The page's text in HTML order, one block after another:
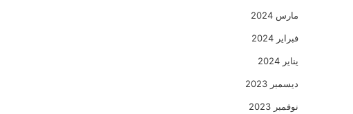
مارس 2024
فبراير 2024
يناير 2024
ديسمبر 2023
نوفمبر 2023